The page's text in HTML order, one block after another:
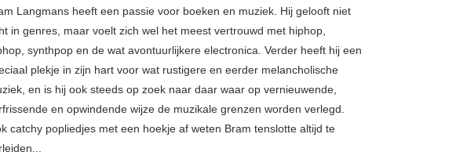
Langmans heeft een passie voor boeken en muziek. Hij gelooft niet
in genres, maar voelt zich wel het meest vertrouwd met hiphop,
synthpop en de wat avontuurlijkere electronica. Verder heeft hij een
plekje in zijn hart voor wat rustigere en eerder melancholische
en is hij ook steeds op zoek naar daar waar op vernieuwende,
en opwindende wijze de muzikale grenzen worden verlegd.
catchy popliedjes met een hoekje af weten Bram tenslotte altijd te